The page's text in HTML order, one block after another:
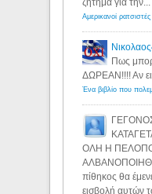
ζήτημα για την...
Πως
ΔΩΡΕΑΝ!!!! Αν
ΟΛΗ Η
πίθηκος θα
εισβολή αυτών